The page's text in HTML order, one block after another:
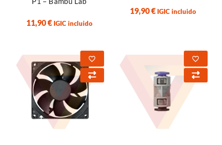
11,90€ IGIC incluido
19,90€ IGIC incluido